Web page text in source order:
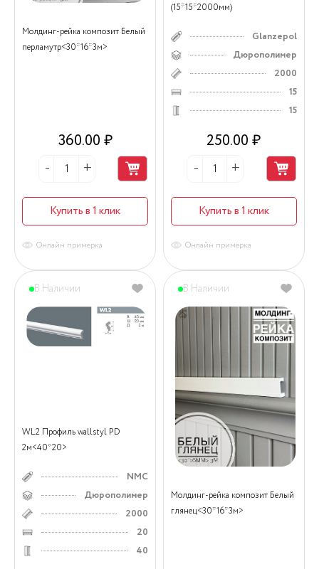
Молдинг-рейка композит Белый
перламутр<30*16*3м>
360.00 ₽
Купить в 1 клик
Онлайн примерка
(15*15*2000мм)
Glanzepol
Дюрополимер
2000
15
15
250.00 ₽
Купить в 1 клик
Онлайн примерка
WL2 Профиль wallstyl PD
2м<40*20>
NMC
Дюрополимер
2000
20
40
В Наличии
Молдинг-рейка композит Белый
глянец<30*16*3м>
В Наличии